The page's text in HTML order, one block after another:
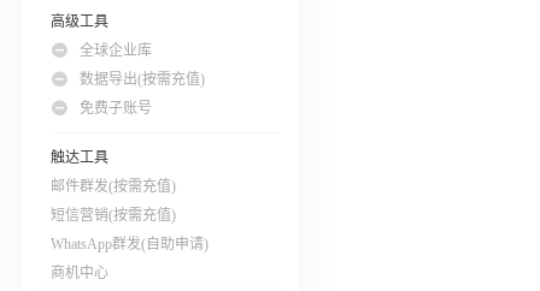
高级工具
全球企业库
数据导出(按需充值)
免费子账号
触达工具
邮件群发(按需充值)
短信营销(按需充值)
WhatsApp群发(自助申请)
商机中心